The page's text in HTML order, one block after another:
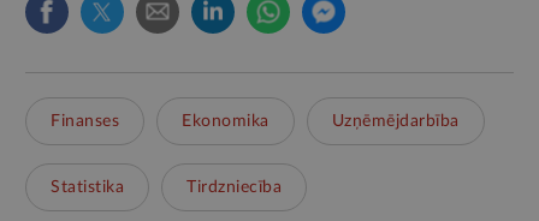
Finanses Ekonomika Uzņēmējdarbība
Statistika Tirdzniecība